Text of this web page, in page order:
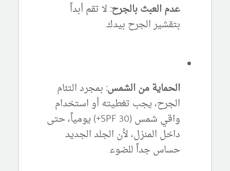
عدم العبث بالجرح: لا تقم أبداً
بتقشير الجرح بيدك.
الحماية من الشمس: بمجرد التئام
الجرح، يجب تغطيته أو استخدام
واقي شمس (SPF 30+) يومياً، حتى
داخل المنزل، لأن الجلد الجديد
حساس جداً للضوء.